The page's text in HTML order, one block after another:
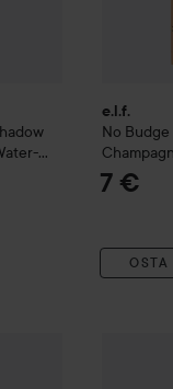
Glow
e.l.f.
No Budge
7 €
OSTA